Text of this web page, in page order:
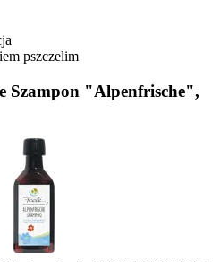
pszczelim
Szampon "Alpenfrische",